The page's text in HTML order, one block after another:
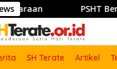
PSHT Bersama TNI
SH Terate Artikel